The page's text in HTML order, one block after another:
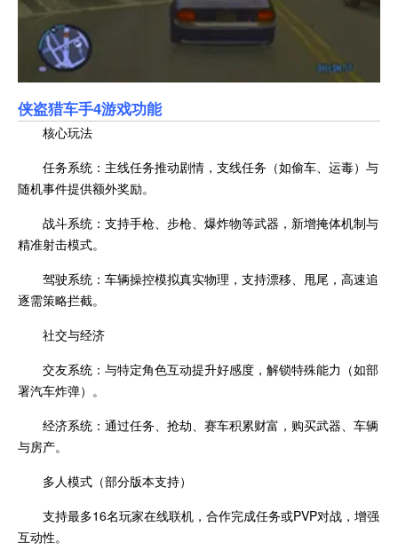
侠盗猎车手4游戏功能
核心玩法
任务系统：主线任务推动剧情，支线任务（如偷车、运毒）与
随机事件提供额外奖励。
战斗系统：支持手枪、步枪、爆炸物等武器，新增掩体机制与
精准射击模式。
驾驶系统：车辆操控模拟真实物理，支持漂移、甩尾，高速追
逐需策略拦截。
社交与经济
交友系统：与特定角色互动提升好感度，解锁特殊能力（如部
署汽车炸弹）。
经济系统：通过任务、抢劫、赛车积累财富，购买武器、车辆
与房产。
多人模式（部分版本支持）
支持最多16名玩家在线联机，合作完成任务或PVP对战，增强
互动性。